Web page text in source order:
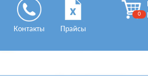
Контакты Прайсы
0